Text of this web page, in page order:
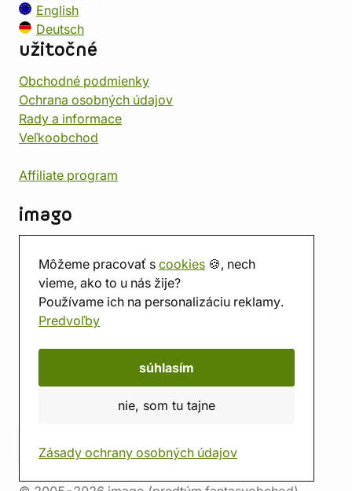
Môžeme pracovať s cookies 🍪, nech
vieme, ako to u nás žije?
Používame ich na personalizáciu reklamy.
Predvoľby
súhlasím
nie, som tu tajne
Zásady ochrany osobných údajov
English
Deutsch
užitočné
Obchodné podmienky
Ochrana osobných údajov
Rady a informace
Veľkoobchod
Affiliate program
imago
Predajňa
Herňa
O nás
Hodnotenie obchodu